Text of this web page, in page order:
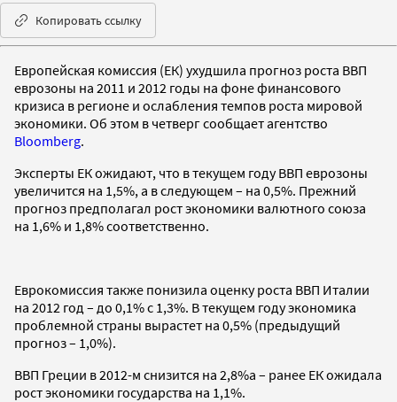
Копировать ссылку
Европейская комиссия (ЕК) ухудшила прогноз роста ВВП
еврозоны на 2011 и 2012 годы на фоне финансового
кризиса в регионе и ослабления темпов роста мировой
экономики. Об этом в четверг сообщает агентство
Bloomberg.
Эксперты ЕК ожидают, что в текущем году ВВП еврозоны
увеличится на 1,5%, а в следующем – на 0,5%. Прежний
прогноз предполагал рост экономики валютного союза
на 1,6% и 1,8% соответственно.
Еврокомиссия также понизила оценку роста ВВП Италии
на 2012 год – до 0,1% с 1,3%. В текущем году экономика
проблемной страны вырастет на 0,5% (предыдущий
прогноз – 1,0%).
ВВП Греции в 2012-м снизится на 2,8%а – ранее ЕК ожидала
рост экономики государства на 1,1%.